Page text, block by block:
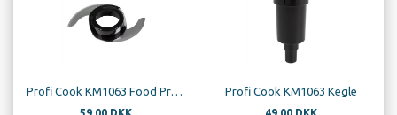
Profi Cook KM1063 Food Processor Kniv Profi Cook KM1063 Kegle